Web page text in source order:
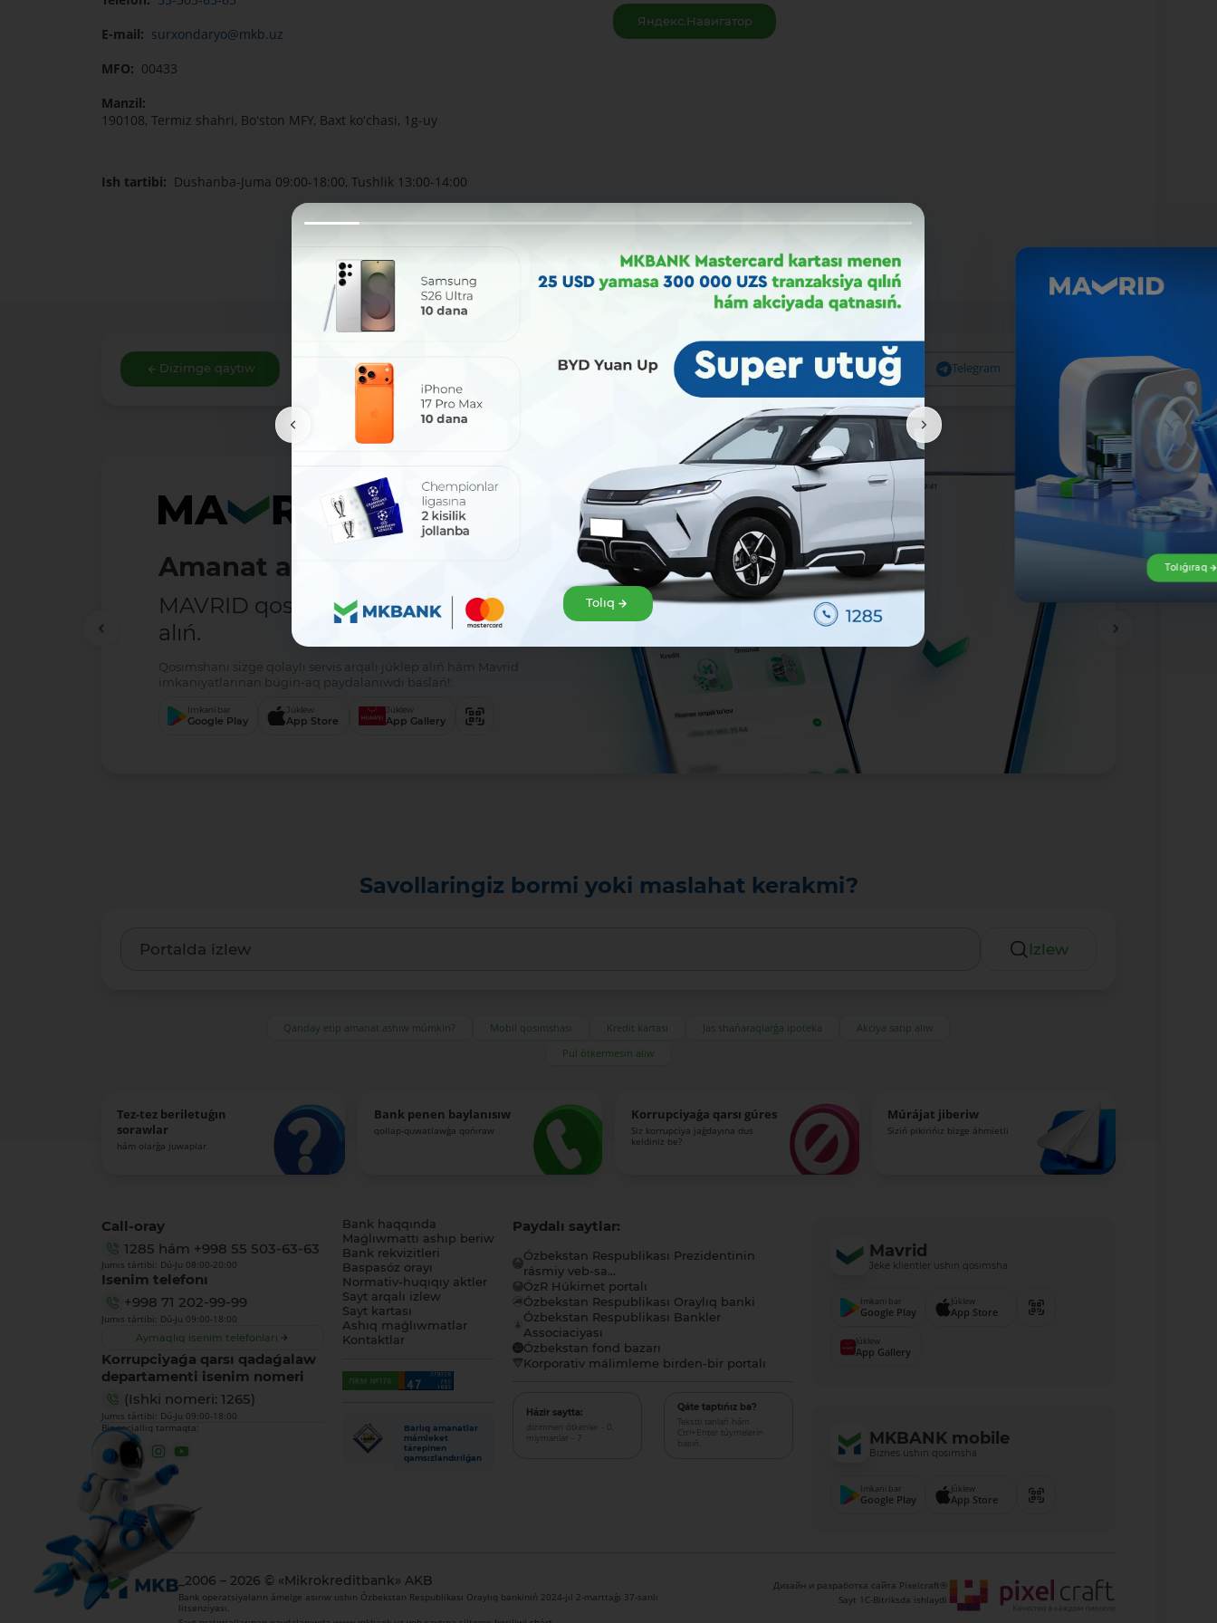
E-mail: surxondaryo@mkb.uz
MFO: 00433
Manzil:
190108, Termiz shahri, Boʻston MFY, Baxt koʻchasi, 1g-uy
Ish tartibi: Dushanba-Juma 09:00-18:00, Tushlik 13:00-14:00
Яндекс.Навигатор
Dizimge qaytıw Bólisiw: Facebook Telegram X
Amanat ashıw - ańsat!
MAVRID qosımshasın házir júklep
alıń.
Qosımshanı sizge qolaylı servis arqalı júklep alıń hám Mavrid
imkaniyatlarınan búgin-aq paydalanıwdı baslań!:
Imkani bar
Google Play
Júklew
App Store
Júklew
App Gallery
Savollaringiz bormi yoki maslahat kerakmi?
Izlew
Qanday etip amanat ashıw múmkin? Mobil qosımshası Kredit kartası Jas shańaraqlarǵa ipoteka
Akciya satıp alıw
Pul ótkermesin alıw
Tez-tez beriletuǵın
sorawlar
hám olarǵa juwaplar
Bank penen baylanısıw
qollap-quwatlawǵa qońıraw
Korrupciyaǵa qarsı gúres
Siz korrupciya jaǵdayına dus
keldiniz be?
Múrájat jiberiw
Siziń pikirińiz bizge áhmietli
Call-oray
1285 hám +998 55 503-63-63
Jumıs tártibi: Dú-Ju 08:00-20:00
Isenim telefonı
+998 71 202-99-99
Jumıs tártibi: Dú-Ju 09:00-18:00
Aymaqlıq isenim telefonları
Korrupciyaǵa qarsı qadaǵalaw
departamenti isenim nomeri
(Ishki nomeri: 1265)
Jumıs tártibi: Dú-Ju 09:00-18:00
Biz sociallıq tarmaqta:
Bank haqqında
Maǵlıwmattı ashıp beriw
Bank rekvizitleri
Baspasóz orayı
Normativ-huqıqıy aktler
Sayt arqalı izlew
Sayt kartası
Ashıq maǵlıwmatlar
Kontaktlar
Barlıq amanatlar
mámleket
tárepinen
qamsızlandırılǵan
Paydalı saytlar:
Ózbekstan Respublikası Prezidentinin
rásmiy veb-sa...
ÓzR Húkimet portalı
Ózbekstan Respublikası Oraylıq banki
Ózbekstan Respublikası Bankler
Associaciyası
Ózbekstan fond bazarı
Korporativ málimleme birden-bir portalı
Házir saytta:
dizimnen ótkenler - 0,
miymanlar - 7
Qáte taptıńız ba?
Tekstti tanlań hám
Ctrl+Enter túymelerin
basıń.
Mavrid
Jeke klientler ushın qosımsha
Imkani bar
Google Play
Júklew
App Store
Júklew
App Gallery
MKBANK mobile
Biznes ushın qosımsha
Imkani bar
Google Play
Júklew
App Store
_2006 – 2026 © «Mikrokreditbank» AKB
Bank operatsiyaların ámelge asırıw ushın Ózbekstan Respublikası Oraylıq bankiniń 2024-jıl 2-marttaǵı 37-sanlı
litsenziyası.
Дизайн и разработка сайта Pixelcraft®
Sayt 1C-Bitriksda ishlaydi
Tolıq
Tolıǵıraq